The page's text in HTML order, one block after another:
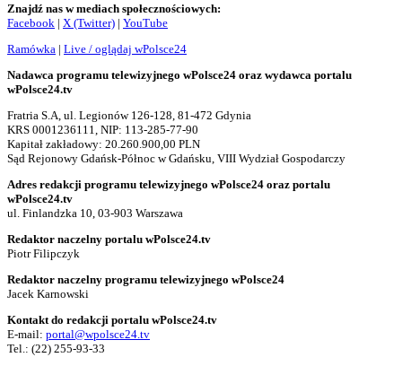
Znajdź nas w mediach społecznościowych:
Facebook | X (Twitter) | YouTube
Ramówka | Live / oglądaj wPolsce24
Nadawca programu telewizyjnego wPolsce24 oraz wydawca portalu
wPolsce24.tv
Fratria S.A, ul. Legionów 126-128, 81-472 Gdynia
KRS 0001236111, NIP: 113-285-77-90
Kapitał zakładowy: 20.260.900,00 PLN
Sąd Rejonowy Gdańsk-Północ w Gdańsku, VIII Wydział Gospodarczy
Adres redakcji programu telewizyjnego wPolsce24 oraz portalu
wPolsce24.tv
ul. Finlandzka 10, 03-903 Warszawa
Redaktor naczelny portalu wPolsce24.tv
Piotr Filipczyk
Redaktor naczelny programu telewizyjnego wPolsce24
Jacek Karnowski
Kontakt do redakcji portalu wPolsce24.tv
E-mail: portal@wpolsce24.tv
Tel.: (22) 255-93-33